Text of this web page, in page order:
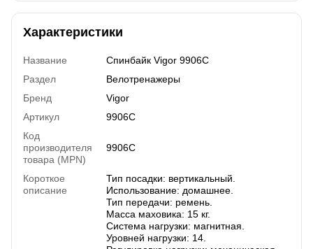
Характеристики
Название
Спинбайк Vigor 9906C
Раздел
Велотренажеры
Бренд
Vigor
Артикул
9906C
Код
производителя
товара (MPN)
9906C
Короткое
описание
Тип посадки: вертикальный.
Использование: домашнее.
Тип передачи: ремень.
Масса маховика: 15 кг.
​​​​​​​Система нагрузки: магнитная.
Уровней нагрузки: 14.